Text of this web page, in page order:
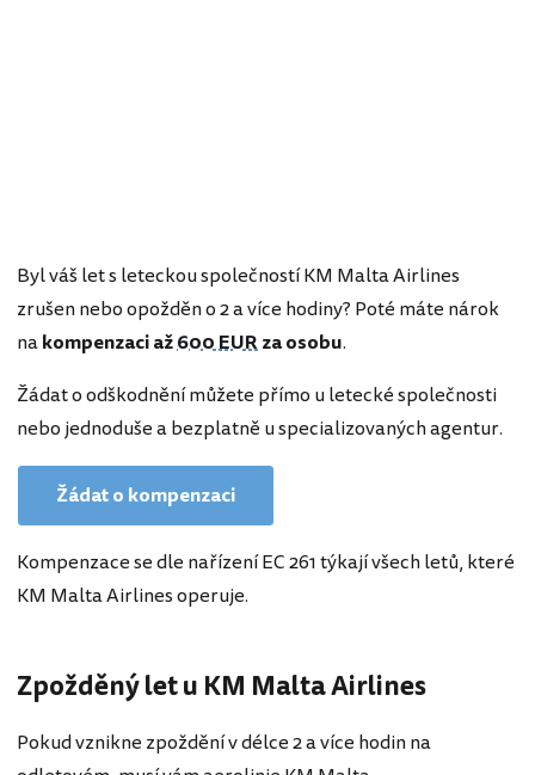
Byl váš let s leteckou společností KM Malta Airlines
zrušen nebo opožděn o 2 a více hodiny? Poté máte nárok
nakompenzaci až600 EURza osobu.
Žádat o odškodnění můžete přímo u letecké společnosti
nebo jednoduše a bezplatně u specializovaných agentur.
Žádat o kompenzaci
Kompenzace se dle nařízení EC 261 týkají všech letů, které
KM Malta Airlines operuje.
Zpožděný let u KM Malta Airlines
Pokud vznikne zpoždění v délce 2 a více hodin na